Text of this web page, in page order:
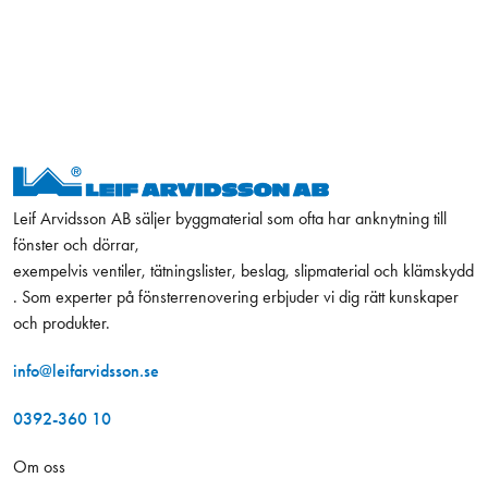
Leif Arvidsson AB säljer byggmaterial som ofta har anknytning till
fönster och dörrar,
exempelvis ventiler, tätningslister, beslag, slipmaterial och klämskydd
. Som experter på fönsterrenovering erbjuder vi dig rätt kunskaper
och produkter.
info@leifarvidsson.se
0392-360 10
Om oss